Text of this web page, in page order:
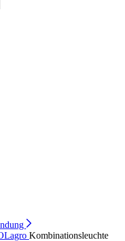
Kombinationsleuchte